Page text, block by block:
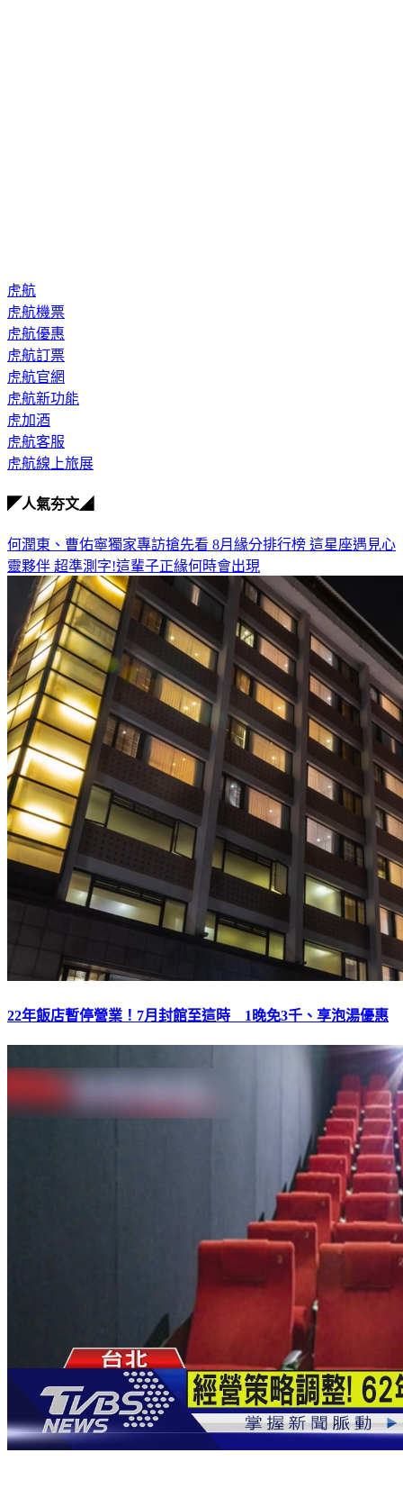
虎航
虎航機票
虎航優惠
虎航訂票
虎航官網
虎航新功能
虎加酒
虎航客服
虎航線上旅展
◤人氣夯文◢
何潤東、曹佑寧獨家專訪搶先看 8月緣分排行榜 這星座遇見心
靈夥伴 超準測字!這輩子正緣何時會出現
22年飯店暫停營業！7月封館至這時 1晚免3千、享泡湯優惠